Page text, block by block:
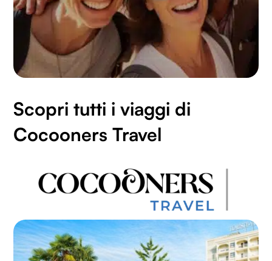
Scopri tutti i viaggi di
Cocooners Travel